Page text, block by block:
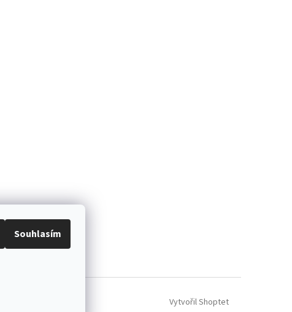
Souhlasím
Vytvořil Shoptet